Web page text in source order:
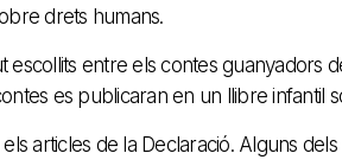
drets humans.
escollits entre els contes guanyadors
es publicaran en un llibre infantil
els articles de la Declaració. Alguns